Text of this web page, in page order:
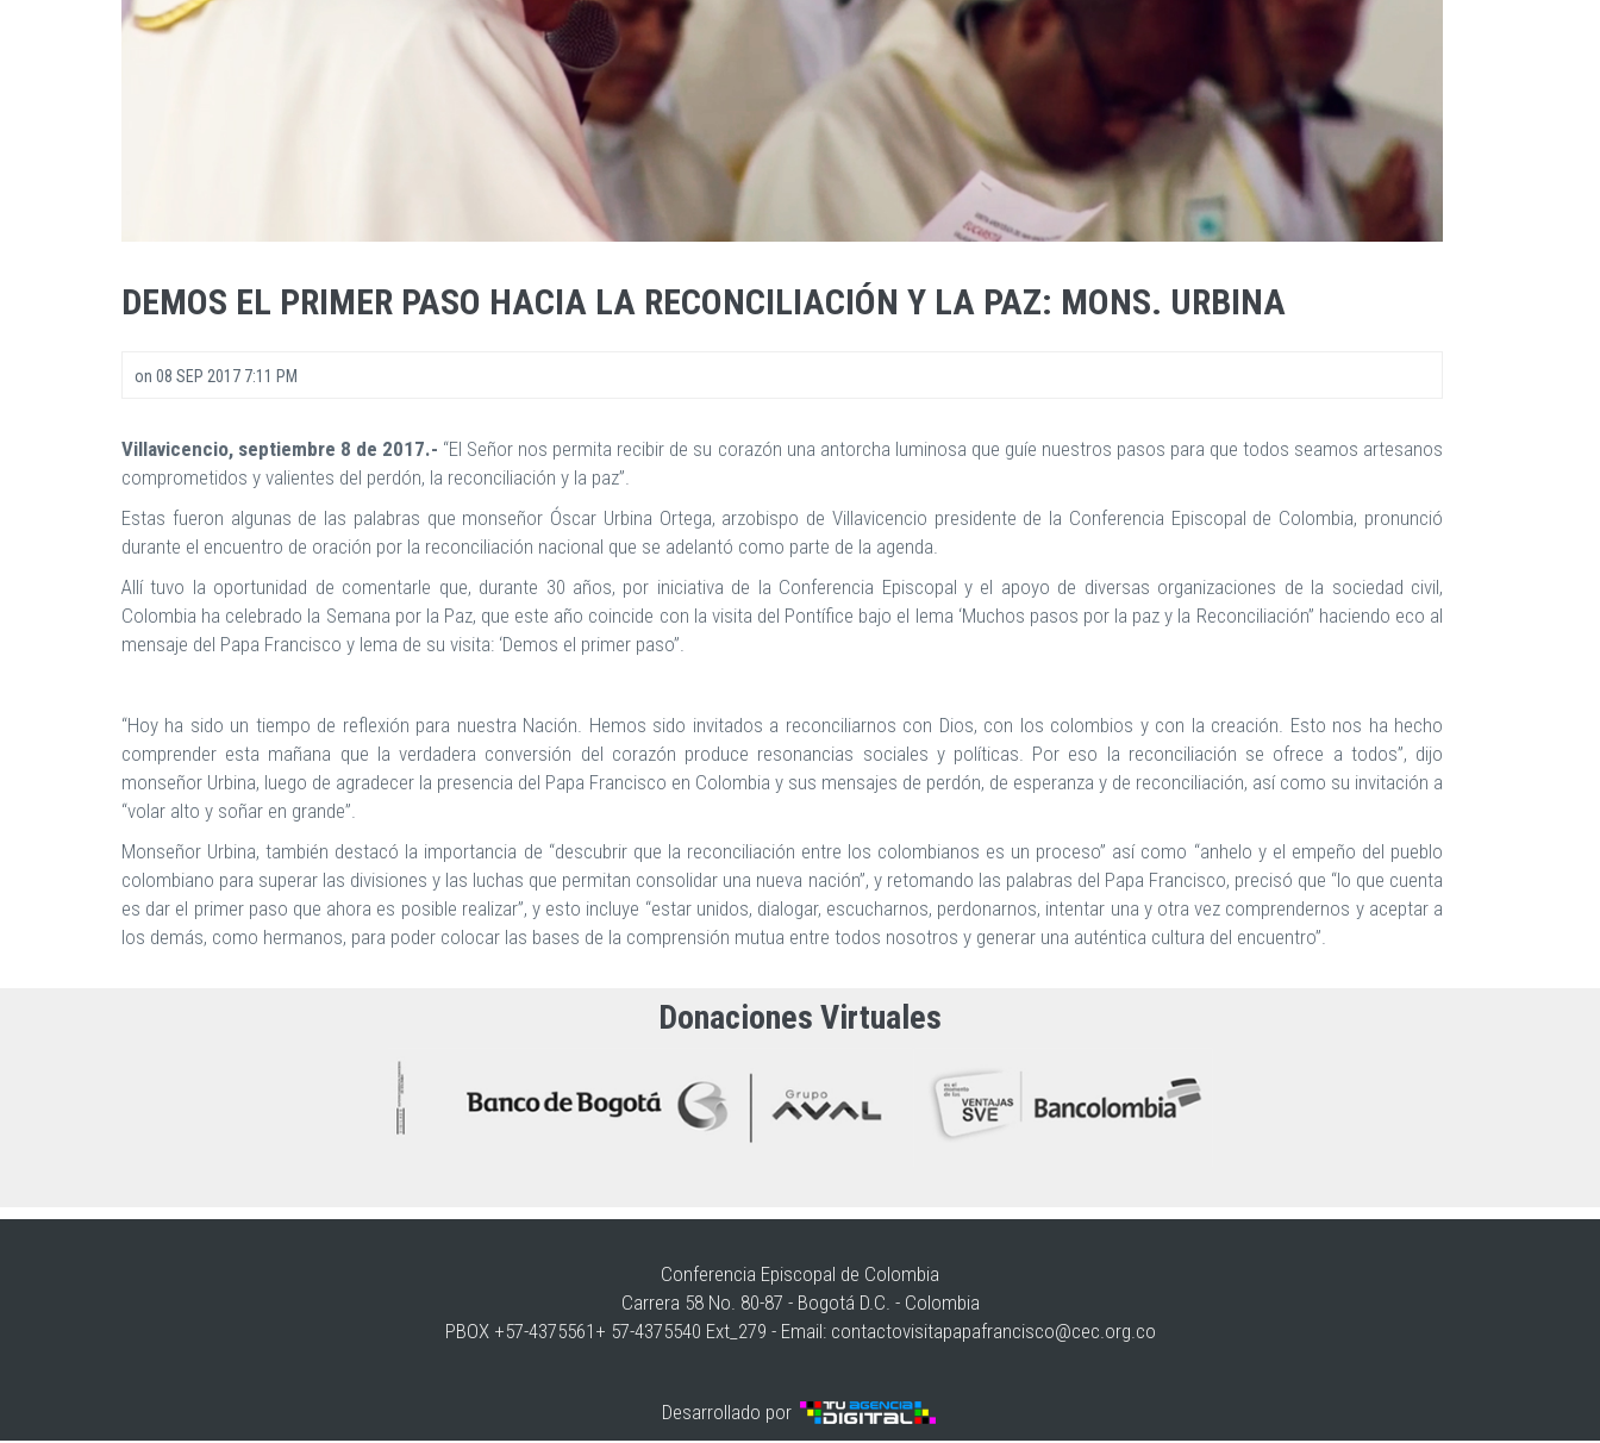
DEMOS EL PRIMER PASO HACIA LA RECONCILIACIÓN Y LA PAZ: MONS. URBINA
on 08 SEP 2017 7:11 PM
Villavicencio, septiembre 8 de 2017.- “El Señor nos permita recibir de su corazón una antorcha luminosa que guíe nuestros pasos para que todos seamos artesanos
comprometidos y valientes del perdón, la reconciliación y la paz”.
Estas fueron algunas de las palabras que monseñor Óscar Urbina Ortega, arzobispo de Villavicencio presidente de la Conferencia Episcopal de Colombia, pronunció
durante el encuentro de oración por la reconciliación nacional que se adelantó como parte de la agenda.
Allí tuvo la oportunidad de comentarle que, durante 30 años, por iniciativa de la Conferencia Episcopal y el apoyo de diversas organizaciones de la sociedad civil,
Colombia ha celebrado la Semana por la Paz, que este año coincide con la visita del Pontífice bajo el lema ‘Muchos pasos por la paz y la Reconciliación” haciendo eco al
mensaje del Papa Francisco y lema de su visita: ‘Demos el primer paso”.
“Hoy ha sido un tiempo de reflexión para nuestra Nación. Hemos sido invitados a reconciliarnos con Dios, con los colombios y con la creación. Esto nos ha hecho
comprender esta mañana que la verdadera conversión del corazón produce resonancias sociales y políticas. Por eso la reconciliación se ofrece a todos”, dijo
monseñor Urbina, luego de agradecer la presencia del Papa Francisco en Colombia y sus mensajes de perdón, de esperanza y de reconciliación, así como su invitación a
“volar alto y soñar en grande”.
Monseñor Urbina, también destacó la importancia de “descubrir que la reconciliación entre los colombianos es un proceso” así como “anhelo y el empeño del pueblo
colombiano para superar las divisiones y las luchas que permitan consolidar una nueva nación”, y retomando las palabras del Papa Francisco, precisó que “lo que cuenta
es dar el primer paso que ahora es posible realizar”, y esto incluye “estar unidos, dialogar, escucharnos, perdonarnos, intentar una y otra vez comprendernos y aceptar a
los demás, como hermanos, para poder colocar las bases de la comprensión mutua entre todos nosotros y generar una auténtica cultura del encuentro”.
Donaciones Virtuales
Conferencia Episcopal de Colombia
Carrera 58 No. 80-87 - Bogotá D.C. - Colombia
PBOX +57-4375561+ 57-4375540 Ext_279 - Email: contactovisitapapafrancisco@cec.org.co
Desarrollado por